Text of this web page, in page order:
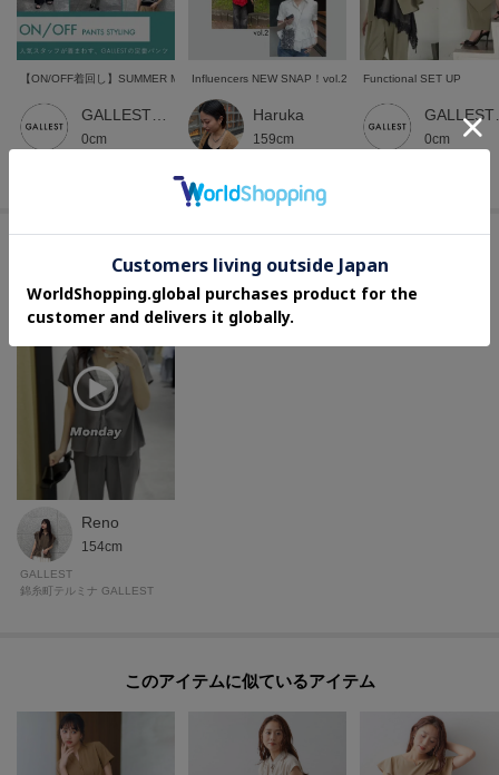
た、パソコン・スマートフォンなどの環境により、若干製品と画像のカラー
が異なる場合もございます。
【ON/OFF着回し】SUMMER MODE PANTS STYLING
0cm
Influencers NEW SNAP！vol.2
Haruka
159cm
Functional SET UP
0cm
このアイテムを使ったムービー
Reno
154cm
GALLEST
錦糸町テルミナ GALLEST
このアイテムに似ているアイテム